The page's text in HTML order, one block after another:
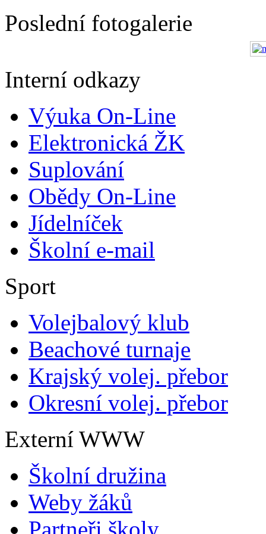
Poslední fotogalerie
Interní odkazy
Výuka On-Line
Elektronická ŽK
Suplování
Obědy On-Line
Jídelníček
Školní e-mail
Sport
Volejbalový klub
Beachové turnaje
Krajský volej. přebor
Okresní volej. přebor
Externí WWW
Školní družina
Weby žáků
Partneři školy